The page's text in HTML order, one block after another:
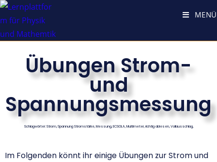
MENÜ
Übungen Strom-
und
Spannungsmessung
Schlagwörter: Strom, Spannung Stromstärke, Messung, ECSOLA, Multimeter, richtig ablesen, Vollausschlag,
Im Folgenden könnt ihr einige Übungen zur Strom und